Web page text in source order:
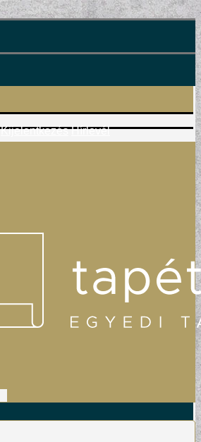
Kijelentkezés Hírlevél